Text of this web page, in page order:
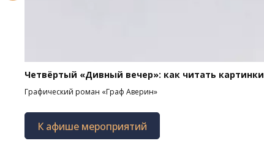
Четвёртый «Дивный вечер»: как читать картинки
Графический роман «Граф Аверин»
К афише мероприятий